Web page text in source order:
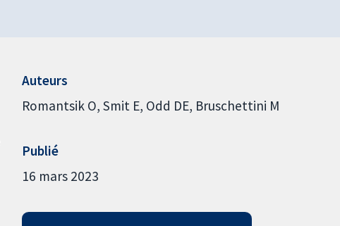
Auteurs
Romantsik O Smit E Odd DE Bruschettini M
Publié
16 mars 2023